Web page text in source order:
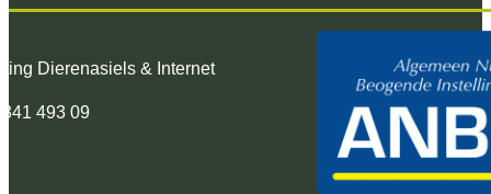
Dierenasiels & Internet
493 09